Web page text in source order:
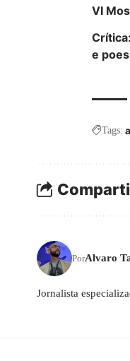
VI
e
Tags:
PorAlvaro
Jornalista